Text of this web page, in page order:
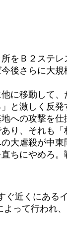
をＢ２ステ
後さらに大
に移動して
と激しく反
への攻撃を
り、それも
大虐殺が中東
を直ちにや
近くにある
よって行わ